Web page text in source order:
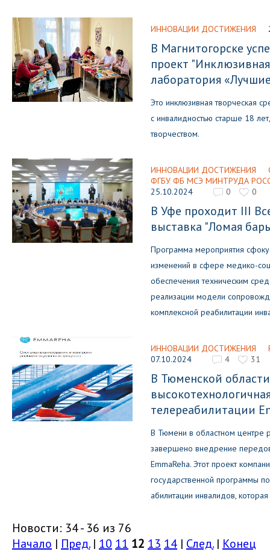
ИННОВАЦИИ ДОСТИЖЕНИЯ
В Магнитогорске
проект
лаборатория
Это инклюзивная творческая
с инвалидностью старше 18
творчеством.
ИННОВАЦИИ ДОСТИЖЕНИЯ
ФГБУ ФБ МСЭ МИНТРУДА
25.10.2024
0 0
В Уфе проходит III
выставка "Ломая
Программа мероприятия
изменений в сфере медико-
обеспечения техническим
реализации модели
комплексной реабилитации
ИННОВАЦИИ ДОСТИЖЕНИЯ
07.10.2024
4 31
В Тюменской
телереабилитации
В Тюмени в областном центре
завершено внедрение
EmmaReha. Этот проект
государственной программы
абилитации инвалидов,
Новости: 34 - 36 из 76
Начало | Пред.| 10 11 12 13 14 | След.| Конец